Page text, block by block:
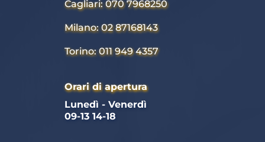
Cagliari: 070 7968250
Milano: 02 87168143
Torino: 011 949 4357
Orari di apertura
Lunedì - Venerdì
09-13 14-18